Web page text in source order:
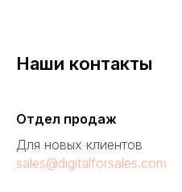
Наши контакты
Отдел продаж
Для новых клиентов
sales@digitalforsales.com